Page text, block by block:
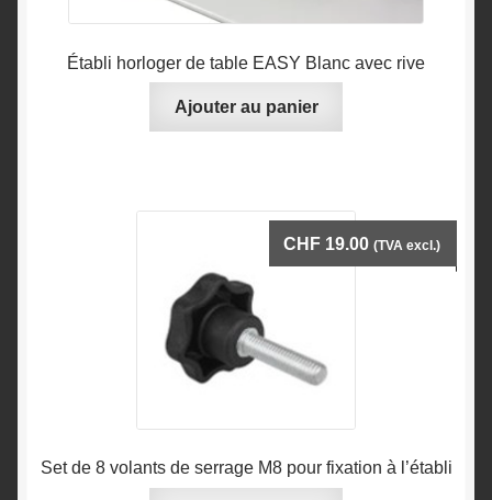
Établi horloger de table EASY Blanc avec rive
Ajouter au panier
Set de 8 volants de serrage M8 pour fixation à l’établi
CHF 19.00 (TVA excl.)